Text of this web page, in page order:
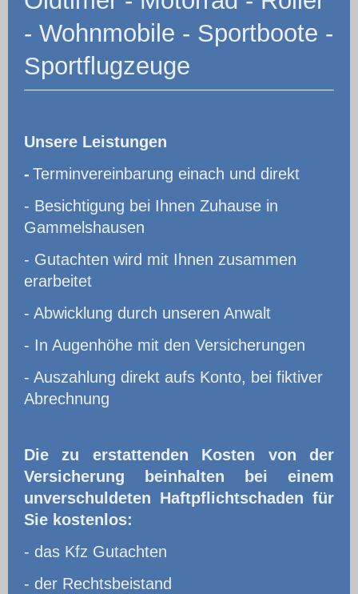
- Wohnmobile - Sportboote -
Sportflugzeuge
Unsere Leistungen
- Terminvereinbarung einach und direkt
- Besichtigung bei Ihnen Zuhause in
Gammelshausen
- Gutachten wird mit Ihnen zusammen
erarbeitet
- Abwicklung durch unseren Anwalt
- In Augenhöhe mit den Versicherungen
- Auszahlung direkt aufs Konto, bei fiktiver
Abrechnung
Die zu erstattenden Kosten von der
Versicherung beinhalten bei einem
unverschuldeten Haftpflichtschaden für
Sie kostenlos:
- das Kfz Gutachten
- der Rechtsbeistand